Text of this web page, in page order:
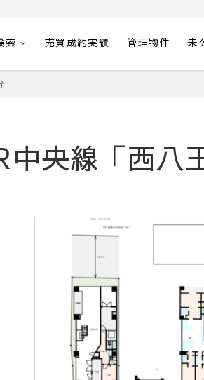
索 売買成約実績 管理物件 未
中央線「西八